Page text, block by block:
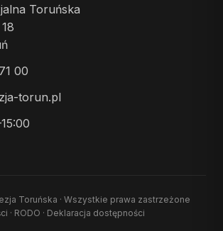
Toruńska
00
torun.pl
Toruńska · Wszystkie prawa zastrzeżone
· RODO · Deklaracja dostępności